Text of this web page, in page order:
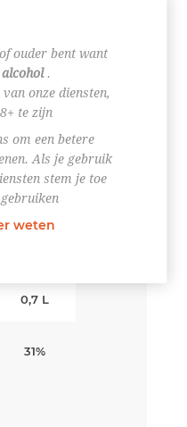
0,7 L
31%
ouder bent want
alcohol.
onze diensten,
te zijn
om een betere
Als je gebruik
stem je toe
weten